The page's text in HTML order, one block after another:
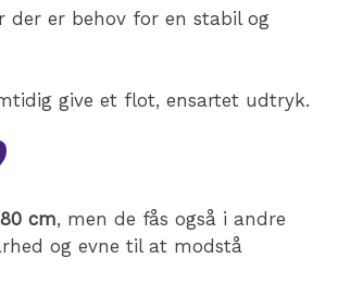
der er behov for en stabil og
give et flot, ensartet udtryk.
cm, men de fås også i andre
og evne til at modstå